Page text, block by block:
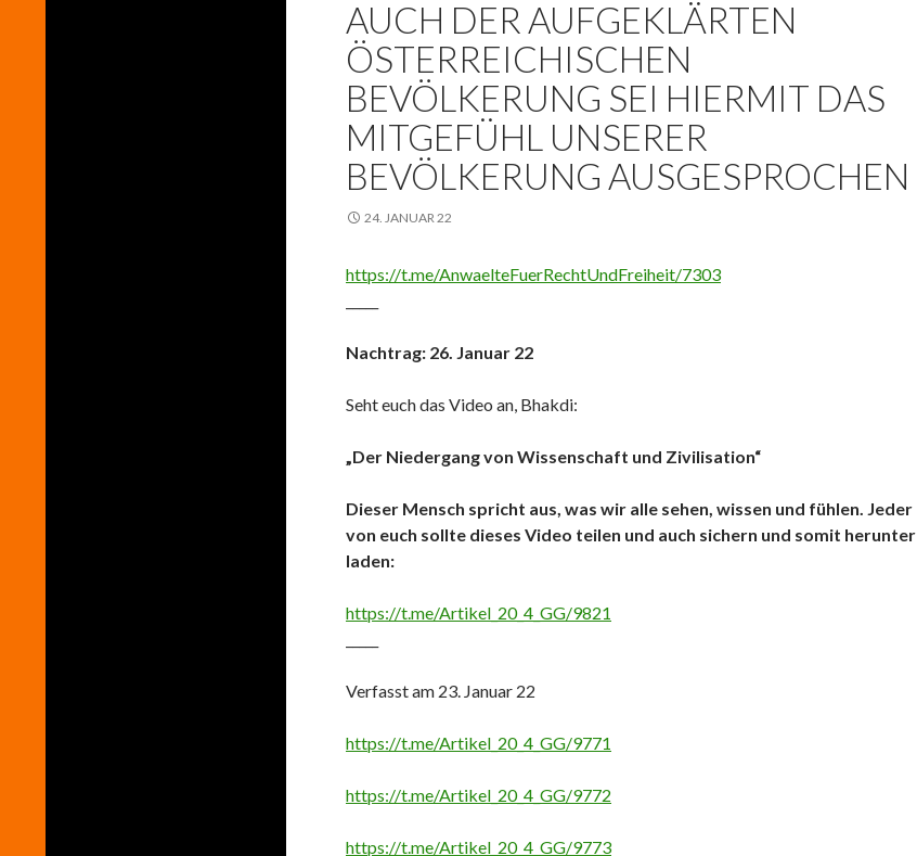
AUCH DER AUFGEKLÄRTEN
ÖSTERREICHISCHEN
BEVÖLKERUNG SEI HIERMIT DAS
MITGEFÜHL UNSERER
BEVÖLKERUNG AUSGESPROCHEN
24. JANUAR 22
https://t.me/AnwaelteFuerRechtUndFreiheit/7303
Nachtrag: 26. Januar 22
Seht euch das Video an, Bhakdi:
„Der Niedergang von Wissenschaft und Zivilisation“
Dieser Mensch spricht aus, was wir alle sehen, wissen und fühlen. Jeder
von euch sollte dieses Video teilen und auch sichern und somit herunter
laden:
https://t.me/Artikel_20_4_GG/9821
Verfasst am 23. Januar 22
https://t.me/Artikel_20_4_GG/9771
https://t.me/Artikel_20_4_GG/9772
https://t.me/Artikel_20_4_GG/9773